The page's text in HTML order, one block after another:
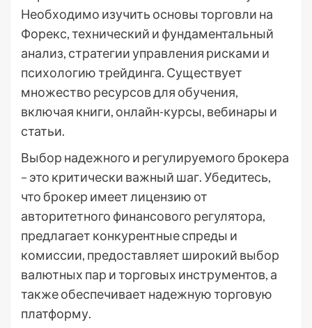
Необходимо изучить основы торговли на
Форекс, технический и фундаментальный
анализ, стратегии управления рисками и
психологию трейдинга. Существует
множество ресурсов для обучения,
включая книги, онлайн-курсы, вебинары и
статьи.
Выбор надежного и регулируемого брокера
– это критически важный шаг. Убедитесь,
что брокер имеет лицензию от
авторитетного финансового регулятора,
предлагает конкурентные спреды и
комиссии, предоставляет широкий выбор
валютных пар и торговых инструментов, а
также обеспечивает надежную торговую
платформу.